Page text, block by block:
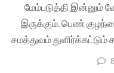
மேம்படுத்தி இன்னும்
இருக்கும். பெண்
சமத்துவம் துளிர்க்கட்டும்